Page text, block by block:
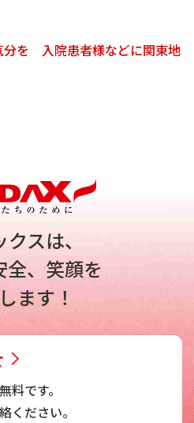
分を 入院患者様などに関東地
スは、
全、笑顔を
ます！
無料です。
ください。